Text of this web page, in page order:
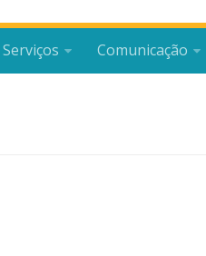
Serviços Comunicação